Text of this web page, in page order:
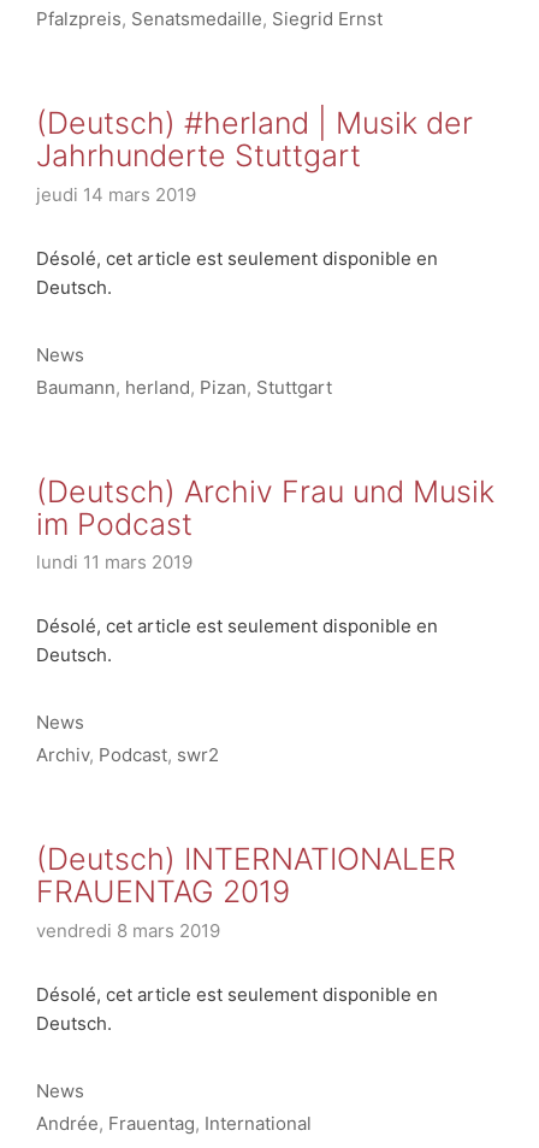
Étiquettes
Pfalzpreis, Senatsmedaille, Siegrid Ernst
(Deutsch) #herland | Musik der
Jahrhunderte Stuttgart
jeudi 14 mars 2019
Désolé, cet article est seulement disponible en
Deutsch.
Catégories
News
Étiquettes
Baumann, herland, Pizan, Stuttgart
(Deutsch) Archiv Frau und Musik
im Podcast
lundi 11 mars 2019
Désolé, cet article est seulement disponible en
Deutsch.
Catégories
News
Étiquettes
Archiv, Podcast, swr2
(Deutsch) INTERNATIONALER
FRAUENTAG 2019
vendredi 8 mars 2019
Désolé, cet article est seulement disponible en
Deutsch.
Catégories
News
Étiquettes
Andrée, Frauentag, International